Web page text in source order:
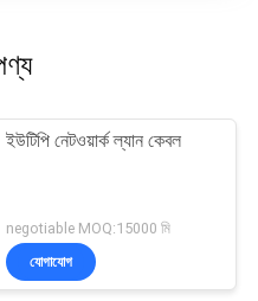
ইউটিপি নেটওয়ার্ক ল্যান কেবল
negotiable MOQ:15000 মি
যোগাযোগ